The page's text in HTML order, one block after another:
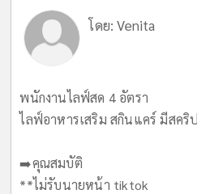
โดย:Venita
พนักงานไลฟ์สด 4 อัตรา
ไลฟ์อาหารเสริม สกินแคร์ มีสคริ
➡️คุณสมบัติ
**ไม่รับนายหน้า tiktok